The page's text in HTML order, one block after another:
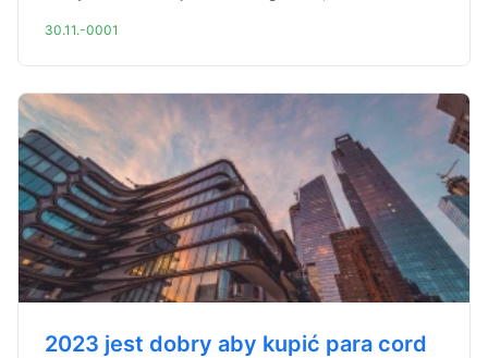
30.11.-0001
2023 jest dobry aby kupić para cord